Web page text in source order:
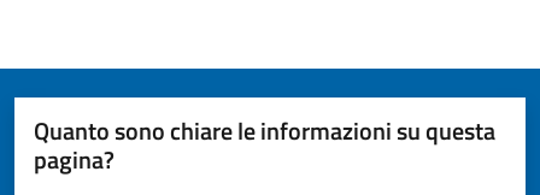
Quanto sono chiare le informazioni su questa
pagina?